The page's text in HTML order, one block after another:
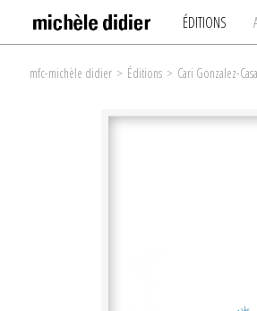
ÉDITIONS
mfc-michèle didier > Éditions > Cari Gonzalez-